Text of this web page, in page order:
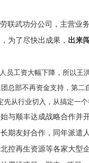
联武功分公司，主营业
为了尽快出成果， 出来
员工资大幅下降，所以王
总部不再资金支持，第
从行业切入，从搞定一
与顺丰达成战略合作并
期友好合作，同年派遣
控再生资源等各家大型